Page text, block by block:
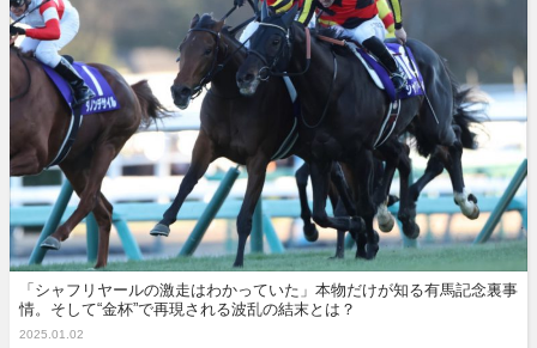
「シャフリヤールの激走はわかっていた」本物だけが知る有馬記念裏事
情。そして“金杯”で再現される波乱の結末とは？
2025.01.02